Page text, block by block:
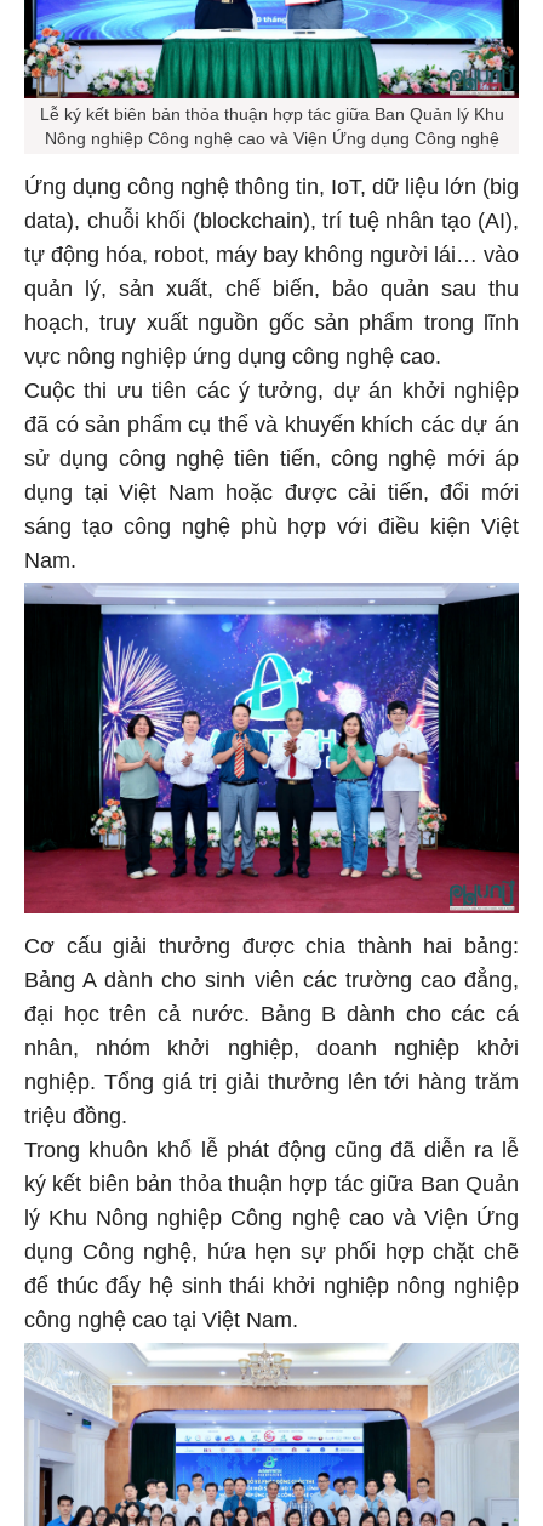
Lễ ký kết biên bản thỏa thuận hợp tác giữa Ban Quản lý Khu
Nông nghiệp Công nghệ cao và Viện Ứng dụng Công nghệ
Ứng dụng công nghệ thông tin, IoT, dữ liệu lớn (big
data), chuỗi khối (blockchain), trí tuệ nhân tạo (AI),
tự động hóa, robot, máy bay không người lái… vào
quản lý, sản xuất, chế biến, bảo quản sau thu
hoạch, truy xuất nguồn gốc sản phẩm trong lĩnh
vực nông nghiệp ứng dụng công nghệ cao.
Cuộc thi ưu tiên các ý tưởng, dự án khởi nghiệp
đã có sản phẩm cụ thể và khuyến khích các dự án
sử dụng công nghệ tiên tiến, công nghệ mới áp
dụng tại Việt Nam hoặc được cải tiến, đổi mới
sáng tạo công nghệ phù hợp với điều kiện Việt
Nam.
Cơ cấu giải thưởng được chia thành hai bảng:
Bảng A dành cho sinh viên các trường cao đẳng,
đại học trên cả nước. Bảng B dành cho các cá
nhân, nhóm khởi nghiệp, doanh nghiệp khởi
nghiệp. Tổng giá trị giải thưởng lên tới hàng trăm
triệu đồng.
Trong khuôn khổ lễ phát động cũng đã diễn ra lễ
ký kết biên bản thỏa thuận hợp tác giữa Ban Quản
lý Khu Nông nghiệp Công nghệ cao và Viện Ứng
dụng Công nghệ, hứa hẹn sự phối hợp chặt chẽ
để thúc đẩy hệ sinh thái khởi nghiệp nông nghiệp
công nghệ cao tại Việt Nam.